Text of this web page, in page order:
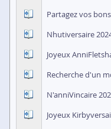
Partagez vos
Nhutiversaire
Joyeux
Recherche d'un
N'anniVincaire
Joyeux